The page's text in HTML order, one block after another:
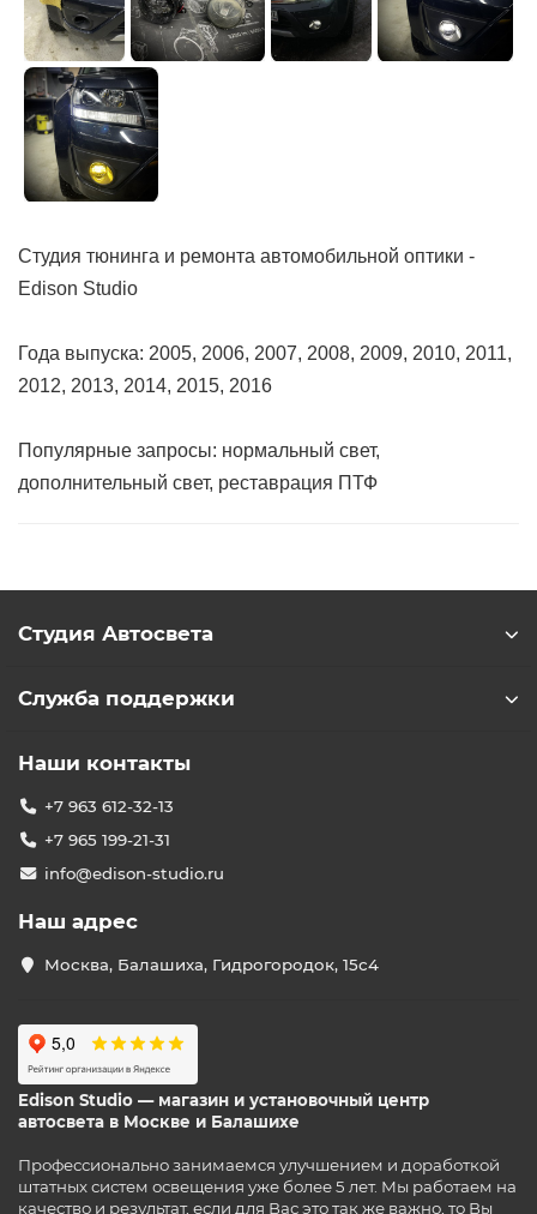
Студия тюнинга и ремонта автомобильной оптики -
Edison Studio
Года выпуска: 2005, 2006, 2007, 2008, 2009, 2010, 2011,
2012, 2013, 2014, 2015, 2016
Популярные запросы: нормальный свет,
дополнительный свет, реставрация ПТФ
Студия Автосвета
Служба поддержки
Наши контакты
+7 963 612-32-13
+7 965 199-21-31
info@edison-studio.ru
Наш адрес
Москва, Балашиха, Гидрогородок, 15с4
Edison Studio — магазин и установочный центр
автосвета в Москве и Балашихе
Профессионально занимаемся улучшением и доработкой
штатных систем освещения уже более 5 лет. Мы работаем на
качество и результат, если для Вас это так же важно, то Вы